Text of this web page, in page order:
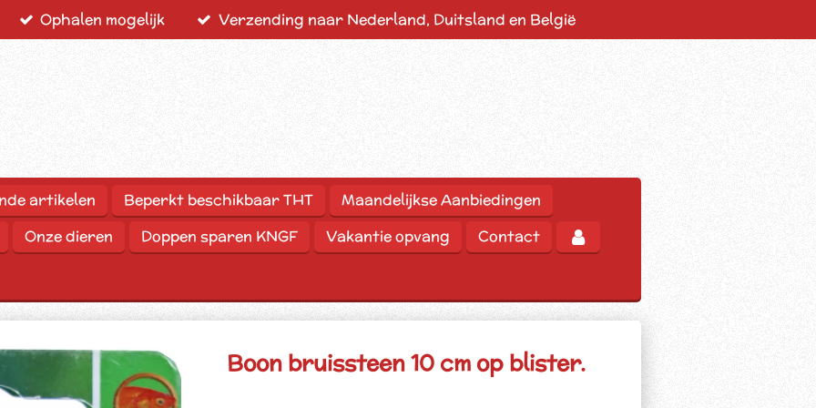
Ophalen mogelijk Verzending naar Nederland, Duitsland en België
artikelen Beperkt beschikbaar THT
Maandelijkse Aanbiedingen
Onze dieren Doppen sparen KNGF Vakantie opvang Contact
Boon bruissteen 10 cm op blister.